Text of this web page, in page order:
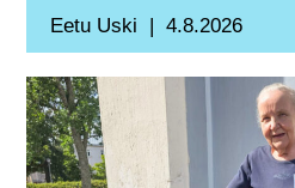
Eetu Uski 4.8.2026